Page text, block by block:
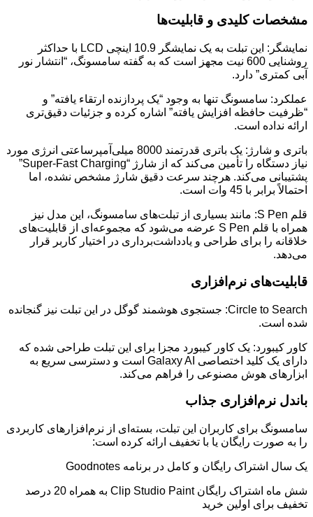
مشخصات کلیدی و قابلیت‌ها
نمایشگر: این تبلت به یک نمایشگر 10.9 اینچی LCD با حداکثر
روشنایی 600 نیت مجهز است که به گفته سامسونگ، “انتشار نور
آبی کمتری” دارد.
عملکرد: سامسونگ تنها به وجود “یک پردازنده ارتقاء یافته” و
“ظرفیت حافظه افزایش یافته” اشاره کرده و جزئیات دقیق‌تری
ارائه نداده است.
باتری و شارژ: یک باتری قدرتمند 8000 میلی‌آمپرساعتی انرژی مورد
نیاز دستگاه را تأمین می‌کند که از شارژ “Super-Fast Charging”
پشتیبانی می‌کند. هرچند سرعت دقیق شارژ مشخص نشده، اما
احتمالاً برابر با 45 وات است.
قلم S Pen: مانند بسیاری از تبلت‌های سامسونگ، این مدل نیز
همراه با قلم S Pen عرضه می‌شود که مجموعه‌ای از قابلیت‌های
خلاقانه را برای طراحی و یادداشت‌برداری در اختیار کاربر قرار
می‌دهد.
قابلیت‌های نرم‌افزاری
Circle to Search: جستجوی هوشمند گوگل در این تبلت نیز گنجانده
شده است.
کاور کیبورد: یک کاور کیبورد مجزا برای این تبلت طراحی شده که
دارای یک کلید اختصاصی Galaxy AI است و دسترسی سریع به
ابزارهای هوش مصنوعی را فراهم می‌کند.
باندل نرم‌افزاری جذاب
سامسونگ برای کاربران این تبلت، بسته‌ای از نرم‌افزارهای کاربردی
را به صورت رایگان یا با تخفیف ارائه کرده است:
یک سال اشتراک رایگان و کامل در برنامه Goodnotes
شش ماه اشتراک رایگان Clip Studio Paint به همراه 20 درصد
تخفیف برای اولین خرید